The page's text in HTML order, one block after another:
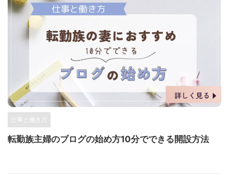
仕事と働き方
転勤族主婦のブログの始め方10分でできる開設方法